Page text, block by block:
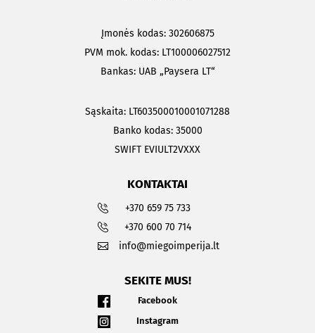
Įmonės kodas: 302606875
PVM mok. kodas: LT100006027512
Bankas: UAB „Paysera LT“
Sąskaita: LT603500010001071288
Banko kodas: 35000
SWIFT EVIULT2VXXX
KONTAKTAI
+370 659 75 733
+370 600 70 714
info@miegoimperija.lt
SEKITE MUS!
Facebook
Instagram